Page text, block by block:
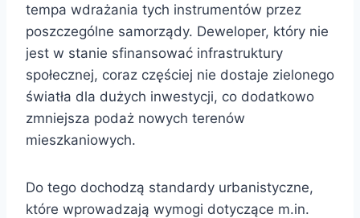
tempa wdrażania tych instrumentów przez
poszczególne samorządy. Deweloper, który nie
jest w stanie sfinansować infrastruktury
społecznej, coraz częściej nie dostaje zielonego
światła dla dużych inwestycji, co dodatkowo
zmniejsza podaż nowych terenów
mieszkaniowych.
Do tego dochodzą standardy urbanistyczne,
które wprowadzają wymogi dotyczące m.in.